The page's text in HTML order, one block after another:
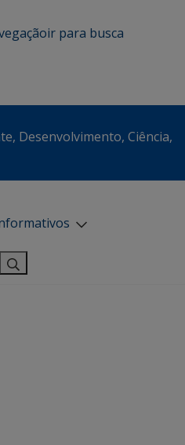
ir para busca
Desenvolvimento, Ciência,